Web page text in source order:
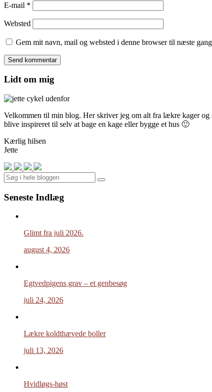
E-mail *
Websted
Gem mit navn, mail og websted i denne browser til næste
Lidt om mig
Velkommen til min blog. Her skriver jeg om alt fra lækre kager
blive inspireret til selv at bage en kage eller bygge et hus 🙂
Kærlig hilsen
Jette
Search
Seneste Indlæg
Glimt fra juli 2026.
august 4, 2026
Egtvedpigens grav – et genbesøg
juli 24, 2026
Lækre koldthævede boller
juli 13, 2026
Hvidløgs-høst